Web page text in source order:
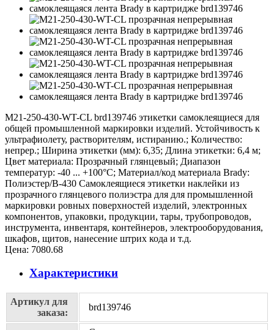
M21-250-430-WT-CL brd139746 этикетки самоклеящиеся для
общей промышленной маркировки изделий. Устойчивость к
ультрафиолету, растворителям, истиранию.; Количество:
непрер.; Ширина этикетки (мм): 6,35; Длина этикетки: 6,4 м;
Цвет материала: Прозрачный глянцевый; Диапазон
температур: -40 ... +100°С; Материал/код материала Brady:
Полиэстер/В-430 Самоклеящиеся этикетки наклейки из
прозрачного глянцевого полиэстра для для промышленной
маркировки ровных поверхностей изделий, электронных
компонентов, упаковки, продукции, тары, трубопроводов,
инструмента, инвентаря, контейнеров, электрооборудования,
шкафов, щитов, нанесение штрих кода и т.д.
Цена: 7080.68
Характеристики
Артикул для
заказа:
brd139746